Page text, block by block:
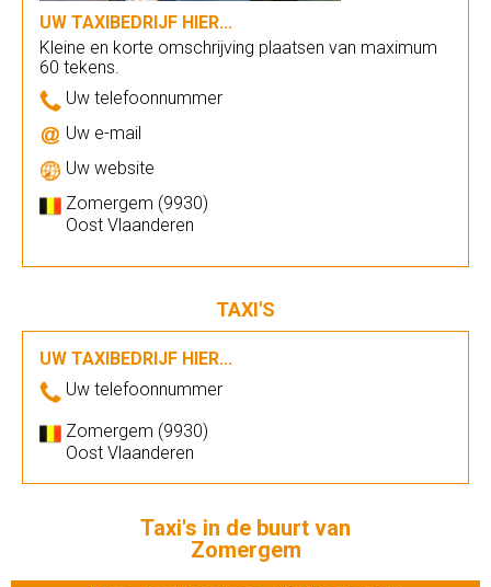
UW TAXIBEDRIJF HIER...
Kleine en korte omschrijving plaatsen van maximum
60 tekens.
Uw telefoonnummer
Uw e-mail
Uw website
Zomergem (9930)
Oost Vlaanderen
TAXI'S
UW TAXIBEDRIJF HIER...
Uw telefoonnummer
Zomergem (9930)
Oost Vlaanderen
Taxi's in de buurt van
Zomergem